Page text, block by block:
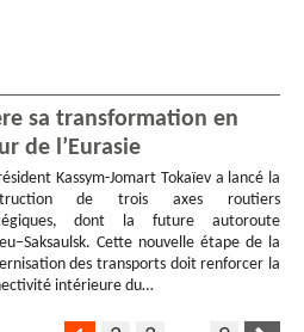
sa transformation en
de l’Eurasie
Kassym-Jomart Tokaïev a lancé la
de trois axes routiers
dont la future autoroute
Cette nouvelle étape de la
des transports doit renforcer la
intérieure du…